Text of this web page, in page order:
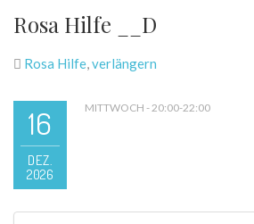
Rosa Hilfe __D
Rosa Hilfe,verlängern
16
DEZ.
2026
MITTWOCH - 20:00-22:00